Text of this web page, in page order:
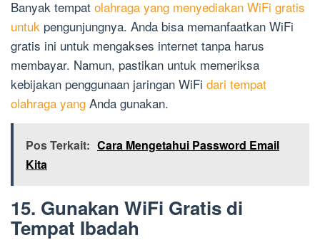
Banyak tempat olahraga yang menyediakan WiFi gratis
untuk pengunjungnya. Anda bisa memanfaatkan WiFi
gratis ini untuk mengakses internet tanpa harus
membayar. Namun, pastikan untuk memeriksa
kebijakan penggunaan jaringan WiFi dari tempat
olahraga yang Anda gunakan.
Pos Terkait: Cara Mengetahui Password Email
Kita
15. Gunakan WiFi Gratis di
Tempat Ibadah